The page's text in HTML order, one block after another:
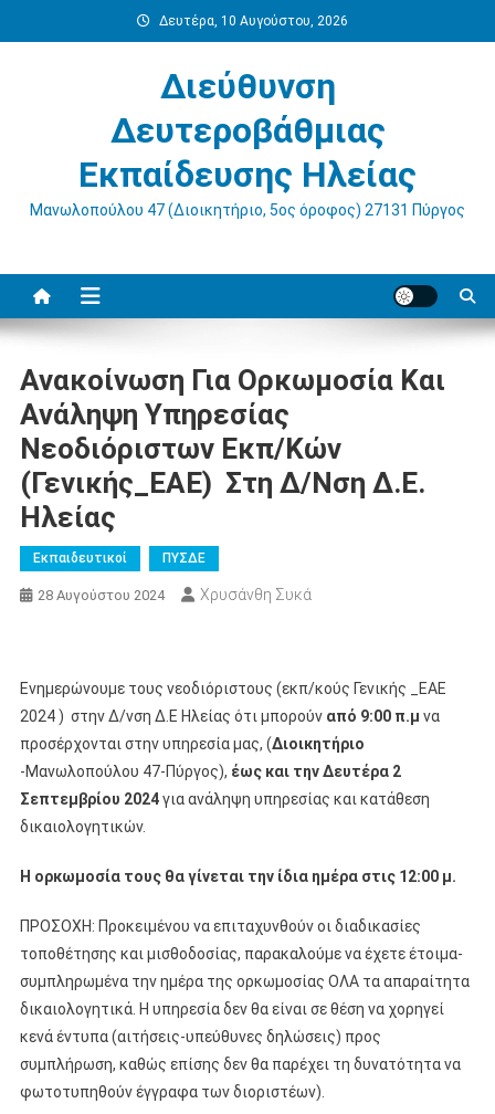
στο
Δευτέρα, 10 Αυγούστου, 2026
Διεύθυνση
Δευτεροβάθμιας
Εκπαίδευσης Ηλείας
Μανωλοπούλου 47 (Διοικητήριο, 5ος όροφος) 27131 Πύργος
Ανακοίνωση Για Ορκωμοσία Και
Ανάληψη Υπηρεσίας
Νεοδιόριστων Εκπ/κών
(Γενικής_ΕΑΕ) Στη Δ/νση Δ.Ε.
Ηλείας
Εκπαιδευτικοί ΠΥΣΔΕ
28 Αυγούστου 2024 Χρυσάνθη Συκά
Ενημερώνουμε τους νεοδιόριστους (εκπ/κούς Γενικής _ΕΑΕ
2024 ) στην Δ/νση Δ.Ε Ηλείας ότι μπορούν από 9:00 π.μ να
προσέρχονται στην υπηρεσία μας, (Διοικητήριο
-Μανωλοπούλου 47-Πύργος), έως και την Δευτέρα 2
Σεπτεμβρίου 2024για ανάληψη υπηρεσίας και κατάθεση
δικαιολογητικών.
Η ορκωμοσία τους θα γίνεται την ίδια ημέρα στις 12:00 μ.
ΠΡΟΣΟΧΗ: Προκειμένου να επιταχυνθούν οι διαδικασίες
τοποθέτησης και μισθοδοσίας, παρακαλούμε να έχετε έτοιμα-
συμπληρωμένα την ημέρα της ορκωμοσίας ΟΛΑ τα απαραίτητα
δικαιολογητικά. Η υπηρεσία δεν θα είναι σε θέση να χορηγεί
κενά έντυπα (αιτήσεις-υπεύθυνες δηλώσεις) προς
συμπλήρωση, καθώς επίσης δεν θα παρέχει τη δυνατότητα να
φωτοτυπηθούν έγγραφα των διοριστέων).